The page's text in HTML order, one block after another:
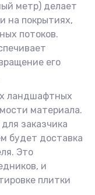
метр) делает
на покрытиях,
потоков.
его
ландшафтных
материала.
заказчика
будет доставка
Это
и
плитки